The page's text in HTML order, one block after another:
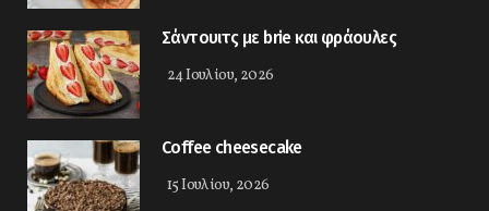
Σάντουιτς με brie και φράουλες
24 Ιουλίου, 2026
Coffee cheesecake
15 Ιουλίου, 2026